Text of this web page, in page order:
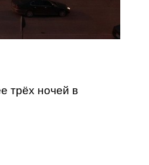
трёх ночей в